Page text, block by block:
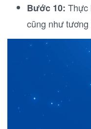
Bước 10: Thực
cũng như